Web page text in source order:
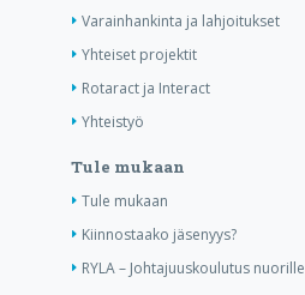
Varainhankinta ja lahjoitukset
Yhteiset projektit
Rotaract ja Interact
Yhteistyö
Tule mukaan
Tule mukaan
Kiinnostaako jäsenyys?
RYLA – Johtajuuskoulutus nuorille